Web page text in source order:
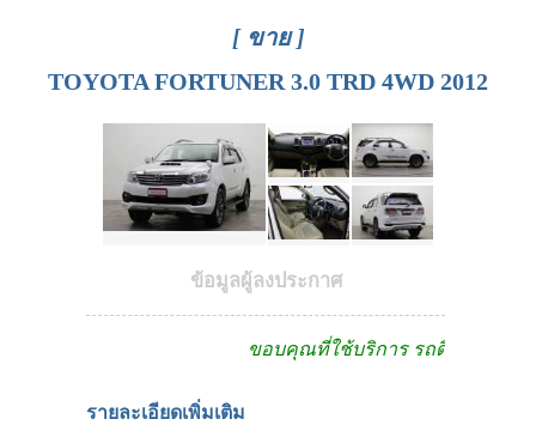
[ ขาย ]
TOYOTA FORTUNER 3.0 TRD 4WD 2012
ข้อมูลผู้ลงประกาศ
ขอบคุณที่ใช้บริการ รถดีดีดอทคอม
รายละเอียดเพิ่มเติม